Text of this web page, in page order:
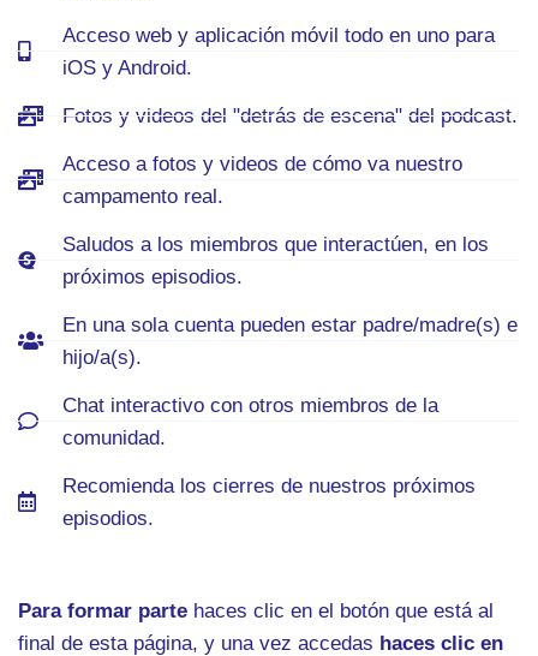
Acceso web y aplicación móvil todo en uno para
iOS y Android.
Fotos y videos del "detrás de escena" del podcast.
Acceso a fotos y videos de cómo va nuestro
campamento real.
Saludos a los miembros que interactúen, en los
próximos episodios.
En una sola cuenta pueden estar padre/madre(s) e
hijo/a(s).
Chat interactivo con otros miembros de la
comunidad.
Recomienda los cierres de nuestros próximos
episodios.
Para formar parte haces clic en el botón que está al
final de esta página, y una vez accedas haces clic en